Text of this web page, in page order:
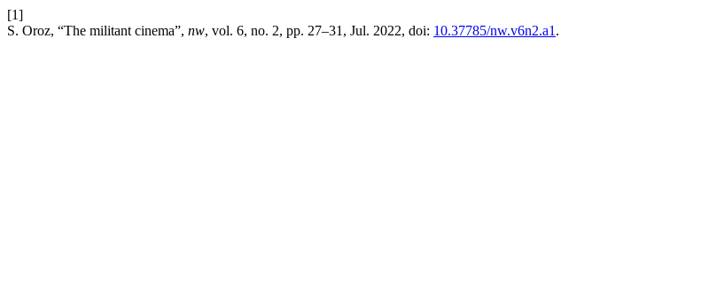
[1]
S. Oroz, “The militant cinema”, nw, vol. 6, no. 2, pp. 27–31, Jul. 2022, doi: 10.37785/nw.v6n2.a1 .